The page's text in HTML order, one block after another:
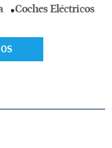
Coches Eléctricos